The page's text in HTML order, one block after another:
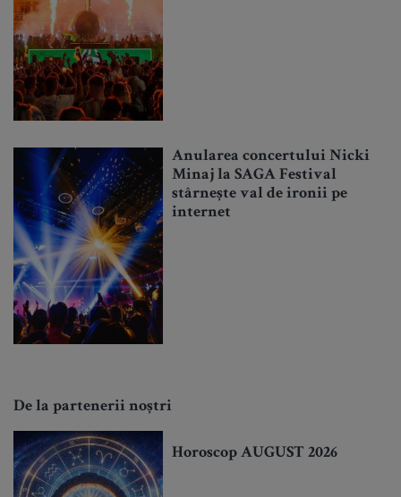
Anularea concertului Nicki
Minaj la SAGA Festival
stârnește val de ironii pe
internet
De la partenerii noștri
Horoscop AUGUST 2026